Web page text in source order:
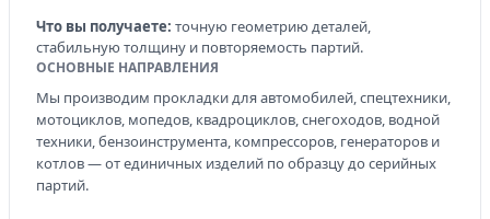
Что вы получаете: точную геометрию деталей,
стабильную толщину и повторяемость партий.
ОСНОВНЫЕ НАПРАВЛЕНИЯ
Мы производим прокладки для автомобилей, спецтехники,
мотоциклов, мопедов, квадроциклов, снегоходов, водной
техники, бензоинструмента, компрессоров, генераторов и
котлов — от единичных изделий по образцу до серийных
партий.